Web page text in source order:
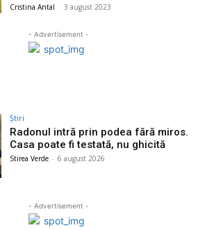
Cristina Antal - 3 august 2023
- Advertisement -
Știri
Radonul intră prin podea fără miros.
Casa poate fi testată, nu ghicită
Stirea Verde - 6 august 2026
- Advertisement -